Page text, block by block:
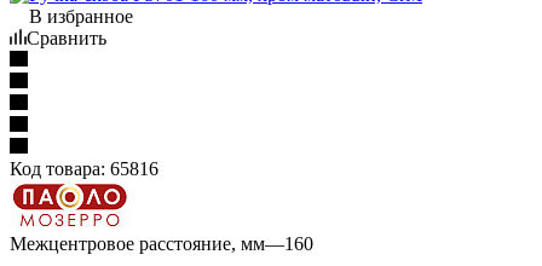
В избранное
Сравнить
Код товара: 65816
Межцентровое расстояние, мм—160